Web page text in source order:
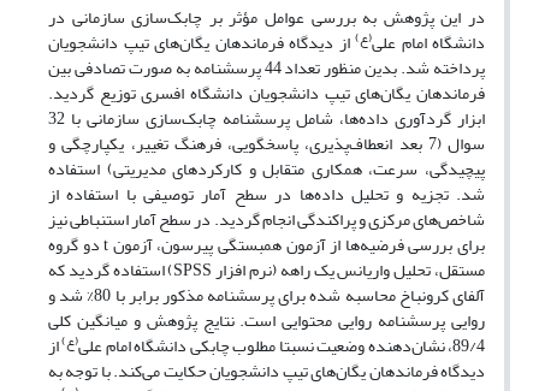
در این پژوهش به بررسی عوامل مؤثر بر چابک‌سازی سازمانی در
دانشگاه امام علی(ع)از دیدگاه فرماندهان یگان‌های تیپ دانشجویان
پرداخته شد. بدین منظور تعداد 44 پرسشنامه به صورت تصادفی بین
فرماندهان یگان‌های تیپ دانشجویان دانشگاه افسری توزیع گردید.
ابزار گردآوری داده‌ها، شامل پرسشنامه چابک‌سازی سازمانی با 32
سوال (7 بعد انعطاف‌پذیری، پاسخگویی، فرهنگ تغییر، یکپارچگی و
پیچیدگی، سرعت، همکاری متقابل و کارکردهای مدیریتی) استفاده
شد. تجزیه و تحلیل داده‌ها در سطح آمار توصیفی با استفاده از
شاخص‌های مرکزی و پراکندگی انجام گردید. در سطح آمار استنباطی نیز
برای بررسی فرضیه‌ها از آزمون همبستگی پیرسون، آزمون t دو گروه
مستقل، تحلیل واریانس یک راهه (نرم افزار SPSS) استفاده گردید که
آلفای کرونباخ محاسبه شده برای پرسشنامه مذکور برابر با 80% شد و
روایی پرسشنامه روایی محتوایی است. نتایج پژوهش و میانگین کلی
89/4، نشان‌دهنده وضعیت نسبتا مطلوب چابکی دانشگاه امام علی (ع)از
دیدگاه فرماندهان یگان‌های تیپ دانشجویان حکایت می‌کند. با توجه به